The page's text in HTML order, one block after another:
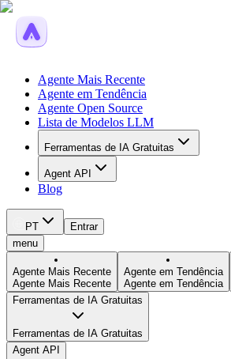
Agente Mais Recente
Agente em Tendência
Agente Open Source
Lista de Modelos LLM
Ferramentas de IA Gratuitas
Agent API
Blog
PT
Entrar
menu
Agente Mais Recente
Agente Mais Recente
Agente em Tendência
Agente em Tendência
Ferramentas de IA Gratuitas
Ferramentas de IA Gratuitas
Agent API